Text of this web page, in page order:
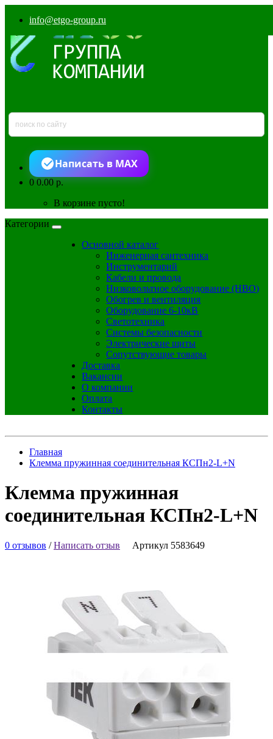
info@etgo-group.ru
Написать в MAX
00.00 р.
В корзине пусто!
Категории
Основной каталог
Инженерная сантехника
Инструментарий
Кабели и провода
Низковольтное оборудование (НВО)
Обогрев и вентиляция
Оборудование 6-10кВ
Светотехника
Системы безопасности
Электрические щиты
Сопутствующие товары
Доставка
Вакансии
О компании
Оплата
Контакты
Главная
Клемма пружинная соединительная КСПн2-L+N
Клемма пружинная
соединительная КСПн2-L+N
0 отзывов /Написать отзыв Артикул 5583649